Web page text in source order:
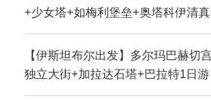
+少女塔+如梅利堡垒+奥塔科伊清
托利亚堡垒+奥尔塔柯伊1日游
【伊斯坦布尔出发】多尔玛巴赫切
独立大街+加拉达石塔+巴拉特1日游